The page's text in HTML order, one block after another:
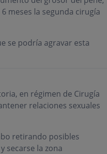
meses la segunda cirugía
se podría agravar esta
en régimen de Cirugía
relaciones sexuales
retirando posibles
secarse la zona